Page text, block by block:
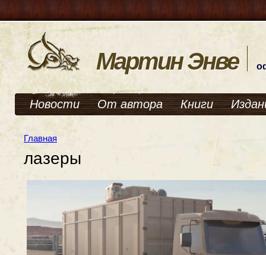
Мартин Энве
Новости От автора Книги
Главная
лазеры